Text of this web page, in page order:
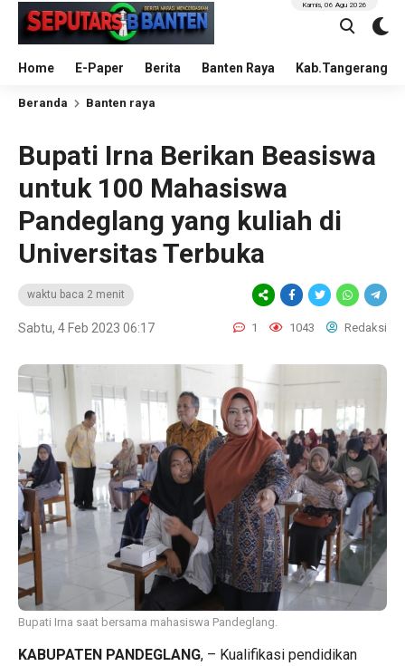
Home E-Paper Berita Banten Raya Kab.Tangerang
Kamis, 06 Agu 2026
Beranda Banten raya
Bupati Irna Berikan Beasiswa
untuk 100 Mahasiswa
Pandeglang yang kuliah di
Universitas Terbuka
waktu baca 2 menit
Sabtu, 4 Feb 2023 06:17 1 1043 Redaksi
Bupati Irna saat bersama mahasiswa Pandeglang.
KABUPATEN PANDEGLANG, – Kualifikasi pendidikan